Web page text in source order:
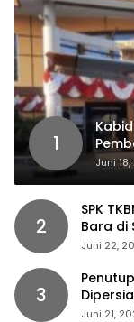
1
Juni
2
SPK
Bara di
Juni 22,
3
Juni 21,